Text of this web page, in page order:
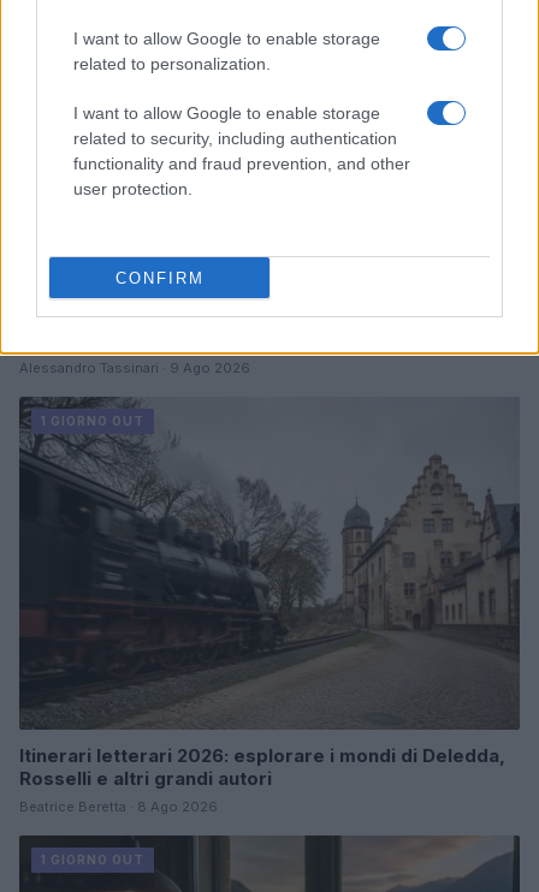
I want to allow Google to enable storage
related to personalization.
I want to allow Google to enable storage
related to security, including authentication
functionality and fraud prevention, and other
user protection.
CONFIRM
Dove trovare sconti su giochi Xbox e abbonamenti
Alessandro Tassinari · 9 Ago 2026
1 GIORNO OUT
Itinerari letterari 2026: esplorare i mondi di Deledda,
Rosselli e altri grandi autori
Beatrice Beretta · 8 Ago 2026
1 GIORNO OUT